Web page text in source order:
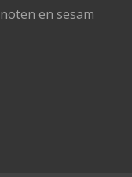
en sesam